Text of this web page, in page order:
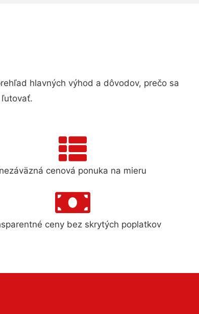
hlavných výhod a dôvodov, prečo sa
nezáväzná cenová ponuka na mieru
ceny bez skrytých poplatkov